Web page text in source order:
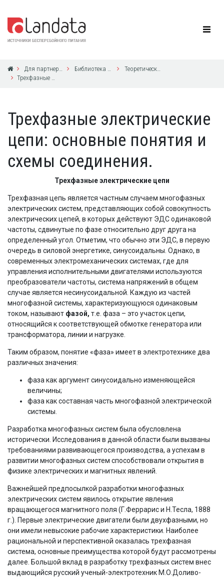
Для партнеров Библиотека по ИБП
Теоретические основы электротехники, для ИБП UPS Powerware
Трехфазные электрические цепи: основные понятия и схемы соединения.
Трехфазные электрические
цепи: основные понятия и
схемы соединения.
Трехфазные электрические цепи
Трехфазная цепь является частным случаем многофазных
электрических систем, представляющих собой совокупность
электрических цепей, в которых действуют ЭДС одинаковой
частоты, сдвинутые по фазе относительно друг друга на
определенный угол. Отметим, что обычно эти ЭДС, в первую
очередь в силовой энергетике, синусоидальны. Однако, в
современных электромеханических системах, где для
управления исполнительными двигателями используются
преобразователи частоты, система напряжений в общем
случае является несинусоидальной. Каждую из частей
многофазной системы, характеризующуюся одинаковым
током, называют фазой, т.е. фаза – это участок цепи,
относящийся к соответствующей обмотке генератора или
трансформатора, линии и нагрузке.
Таким образом, понятие «фаза» имеет в электротехнике два
различных значения:
фаза как аргумент синусоидально изменяющейся
величины;
фаза как составная часть многофазной электрической
системы.
Разработка многофазных систем была обусловлена
исторически. Исследования в данной области были вызваны
требованиями развивающегося производства, а успехам в
развитии многофазных систем способствовали открытия в
физике электрических и магнитных явлений.
Важнейшей предпосылкой разработки многофазных
электрических систем явилось открытие явления
вращающегося магнитного поля (Г.Феррарис и Н.Тесла, 1888
г.). Первые электрические двигатели были двухфазными, но
они имели невысокие рабочие характеристики. Наиболее
рациональной и перспективной оказалась трехфазная
система, основные преимущества которой будут рассмотрены
далее. Большой вклад в разработку трехфазных систем внес
выдающийся русский ученый-электротехник М.О.Доливо-